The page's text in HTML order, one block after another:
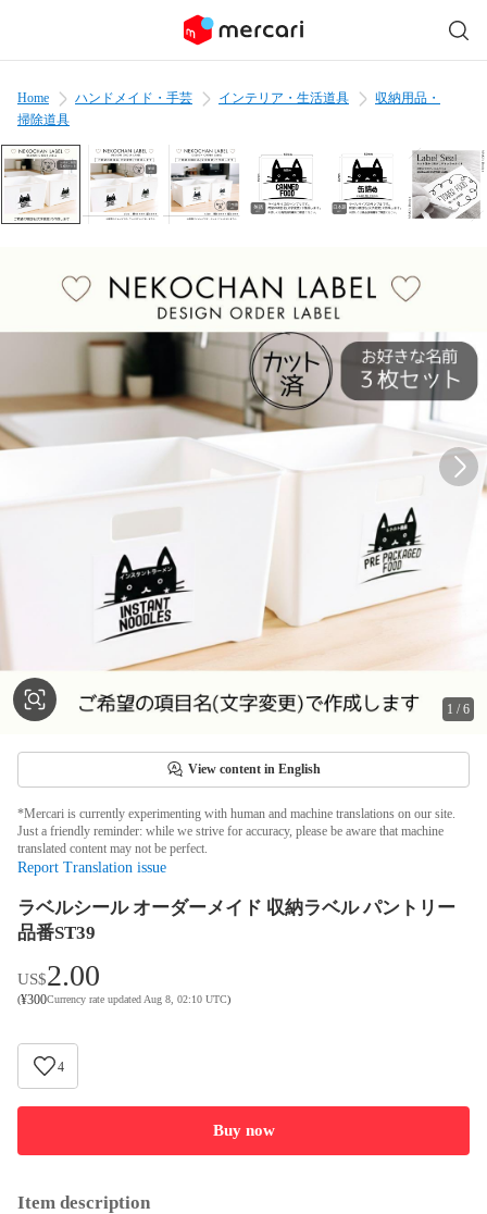
Home ハンドメイド・手芸 インテリア・生活道具
収納用品・
掃除道具
1 /6
View content in English
*Mercari is currently experimenting with human and machine translations on our site.
Just a friendly reminder: while we strive for accuracy, please be aware that machine
translated content may not be perfect.
Report Translation issue
ラベルシール オーダーメイド 収納ラベル パントリー
品番ST39
US$2.00
(¥300Currency rate updated Aug 8, 02:10 UTC)
4
Buy now
Item description